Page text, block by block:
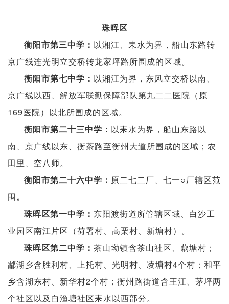
珠晖区
衡阳市第三中学： 以湘江、耒水为界，船山东路转
京广线连光明立交桥转龙家坪路所围成的区域。
衡阳市第七中学： 以湘江为界，东风立交桥以南、
京广线以西、解放军联勤保障部队第九二二医院（原
169医院）以北所围成的区域。
衡阳市第二十三中学： 以耒水为界，船山东路以
南、京广线以东、衡茶路至衡州大道所围成的区域；农
田里、空八师。
衡阳市第二十六中学： 原二七二厂、七一○厂辖区范
围。
珠晖区第一中学： 东阳渡街道所管辖区域、白沙工
业园区南江片区（荷署村、高栗村、新塘村）。
珠晖区第二中学 ： 茶山坳镇含茶山社区、藕塘村；
酃湖乡含胜利村、上托村、光明村、凌塘村4个村；和平
乡含湖东村、新华村2个村；衡州路街道含王江、茅坪两
个社区以及白渔塘社区耒水以西部分。